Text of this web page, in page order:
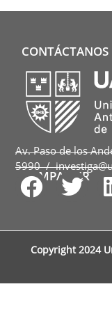
CONTÁCTANOS
Av. Paso de los
5990 /
COMPARTIR
Copyright 2024